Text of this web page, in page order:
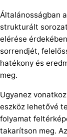
Általánosságban
strukturált
elérése
sorrendjét,
hatékony és
meg.
Ugyanez
eszköz lehetővé
folyamat
takarítson meg.